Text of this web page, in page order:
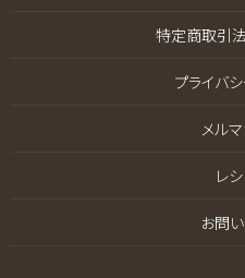
特定商取引
プライバ
メル
レ
お問